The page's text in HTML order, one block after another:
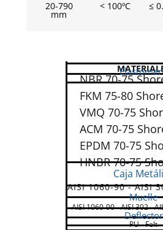
20-790
mm
< 100ºC ≤
NBR 70-75
FKM 75-80
VMQ 70-75
ACM 70-75
EPDM 70-75
HNBR 70-75
Caja
AISI 1060-90 - AISI
Muelle
AISI 1060-90 - AISI 302 -
Deflector
PU - Felt